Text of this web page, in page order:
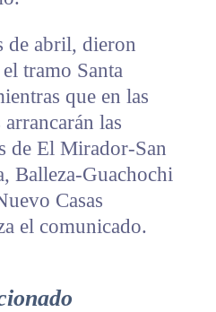
de abril, dieron
tramo Santa
que en las
las
de El Mirador-San
Balleza-Guachochi
Casas
el comunicado.